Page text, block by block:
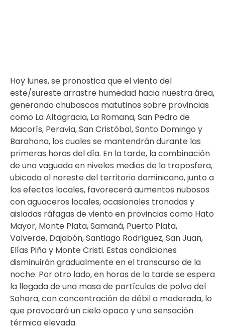
Hoy lunes, se pronostica que el viento del
este/sureste arrastre humedad hacia nuestra área,
generando chubascos matutinos sobre provincias
como La Altagracia, La Romana, San Pedro de
Macorís, Peravia, San Cristóbal, Santo Domingo y
Barahona, los cuales se mantendrán durante las
primeras horas del día. En la tarde, la combinación
de una vaguada en niveles medios de la troposfera,
ubicada al noreste del territorio dominicano, junto a
los efectos locales, favorecerá aumentos nubosos
con aguaceros locales, ocasionales tronadas y
aisladas ráfagas de viento en provincias como Hato
Mayor, Monte Plata, Samaná, Puerto Plata,
Valverde, Dajabón, Santiago Rodríguez, San Juan,
Elías Piña y Monte Cristi. Estas condiciones
disminuirán gradualmente en el transcurso de la
noche. Por otro lado, en horas de la tarde se espera
la llegada de una masa de partículas de polvo del
Sahara, con concentración de débil a moderada, lo
que provocará un cielo opaco y una sensación
térmica elevada.